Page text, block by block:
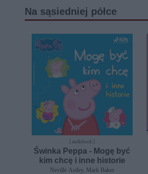
Na sąsiedniej półce
[ audiobook ]
Świnka Peppa - Mogę być
kim chcę i inne historie
Neville Astley, Mark Baker